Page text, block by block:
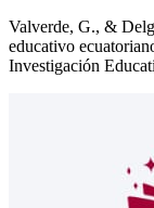
Valverde, G., &
educativo
Investigación